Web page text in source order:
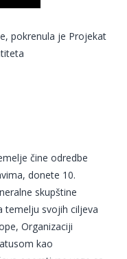
pokrenula je Projekat
čine odredbe
donete 10.
skupštine
temelju svojih ciljeva
Organizaciji
kao